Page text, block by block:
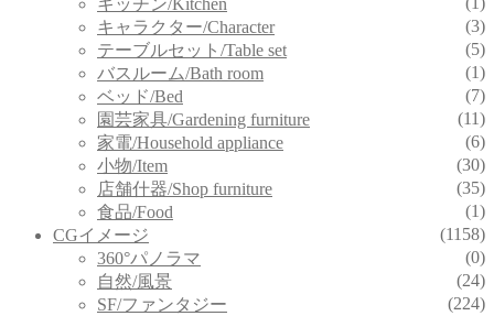
キッチン/Kitchen
キャラクター/Character
(3)
テーブルセット/Table set
(5)
バスルーム/Bath room
(1)
ベッド/Bed
(7)
園芸家具/Gardening furniture
(11)
家電/Household appliance
(6)
小物/Item
(30)
店舗什器/Shop furniture
(35)
食品/Food
(1)
CGイメージ
(1158)
360°パノラマ
(0)
自然/風景
(24)
SF/ファンタジー
(224)